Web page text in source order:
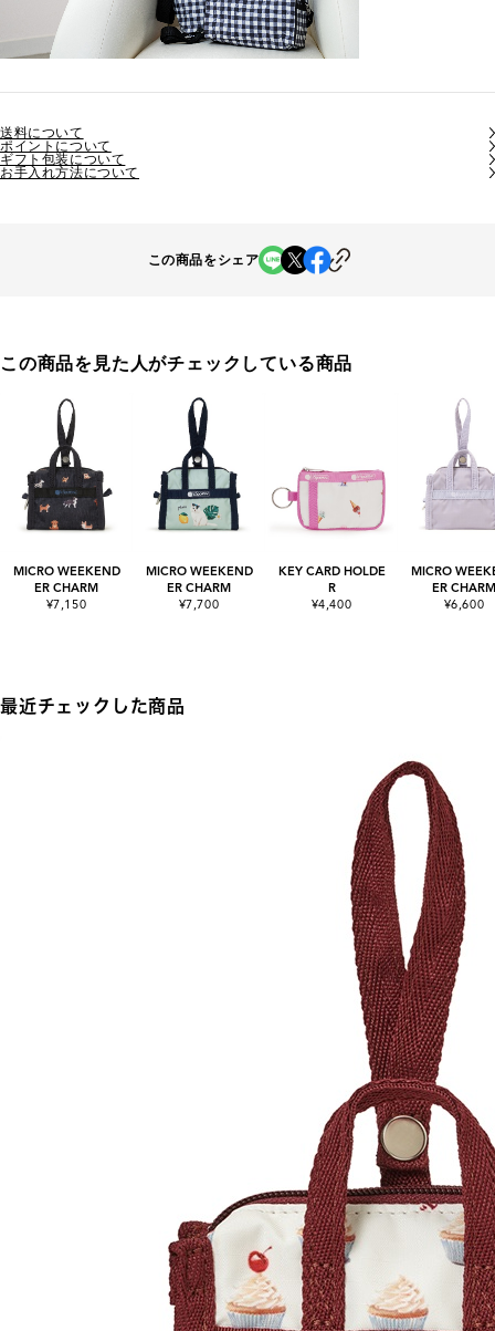
送料について
ポイントについて
ギフト包装について
お手入れ方法について
この商品をシェア
この商品を見た人がチェックしている商品
MICRO WEEKEND
ER CHARM
¥7,150
MICRO WEEKEND
ER CHARM
¥7,700
KEY CARD HOLDE
R
¥4,400
MICRO
ER CHARM
¥6,600
最近チェックした商品